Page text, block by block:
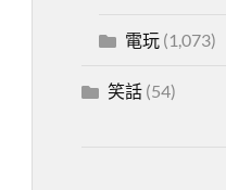
電玩(1,073)
笑話(54)